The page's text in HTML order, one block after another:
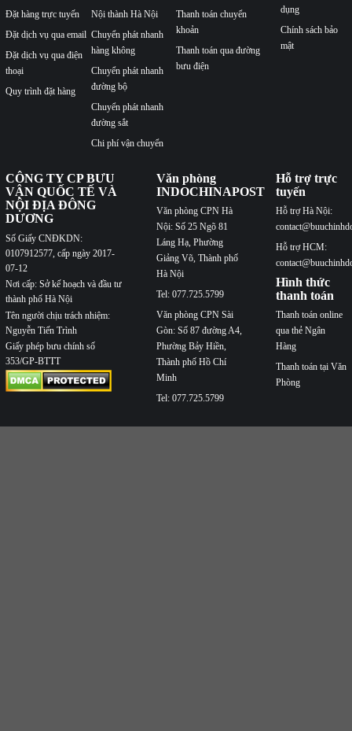
Đặt hàng trực tuyến
Đặt dịch vụ qua email
Đặt dịch vụ qua điện
thoại
Quy trình đặt hàng
Nội thành Hà Nội
Chuyển phát nhanh
hàng không
Chuyển phát nhanh
đường bộ
Chuyển phát nhanh
đường sắt
Chi phí vận chuyển
Thanh toán chuyển
khoản
Thanh toán qua đường
bưu điện
dụng
Chính sách bảo
mật
CÔNG TY CP BƯU
VẬN QUỐC TẾ VÀ
NỘI ĐỊA ĐÔNG
DƯƠNG
Số Giấy CNĐKDN:
0107912577, cấp ngày 2017-
07-12
Nơi cấp: Sở kế hoạch và đầu tư
thành phố Hà Nội
Tên người chịu trách nhiệm:
Nguyễn Tiến Trình
Giấy phép bưu chính số
353/GP-BTTT
Văn phòng
INDOCHINAPOST
Văn phòng CPN Hà
Nội: Số 25 Ngõ 81
Láng Hạ, Phường
Giảng Võ, Thành phố
Hà Nội
Tel: 077.725.5799
Văn phòng CPN Sài
Gòn: Số 87 đường A4,
Phường Bảy Hiền,
Thành phố Hồ Chí
Minh
Tel: 077.725.5799
Hỗ trợ trực
tuyến
Hỗ trợ Hà Nội:
Hỗ trợ HCM:
Hình thức
thanh toán
Thanh toán online
qua thẻ Ngân
Hàng
Thanh toán tại Văn
Phòng